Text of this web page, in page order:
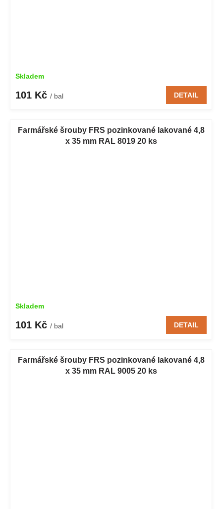
Skladem
101 Kč / bal DETAIL
Farmářské šrouby FRS pozinkované lakované 4,8
x 35 mm RAL 8019 20 ks
Skladem
101 Kč / bal DETAIL
Farmářské šrouby FRS pozinkované lakované 4,8
x 35 mm RAL 9005 20 ks